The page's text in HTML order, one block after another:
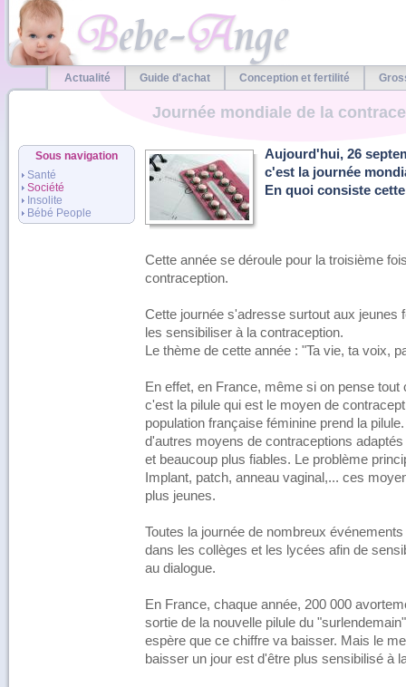
Actualité Guide d'achat Conception et fertilité
Journée mondiale de la
Aujourd'hui, 26
c'est la journée
En quoi consiste
Cette année se déroule pour la troisième
contraception.
Cette journée s'adresse surtout aux jeunes
les sensibiliser à la contraception.
Le thème de cette année : "Ta vie, ta voix,
En effet, en France, même si on pense
c'est la pilule qui est le moyen de
population française féminine prend la
d'autres moyens de contraceptions
et beaucoup plus fiables. Le problème
Implant, patch, anneau vaginal,... ces
plus jeunes.
Toutes la journée de nombreux
dans les collèges et les lycées afin de
au dialogue.
En France, chaque année, 200 000
sortie de la nouvelle pilule du
espère que ce chiffre va baisser. Mais le
baisser un jour est d'être plus sensibilisé à
Sous navigation
Santé
Société
Insolite
Bébé People